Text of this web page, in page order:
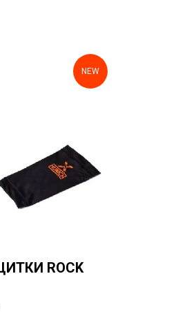
NEW
ROCK